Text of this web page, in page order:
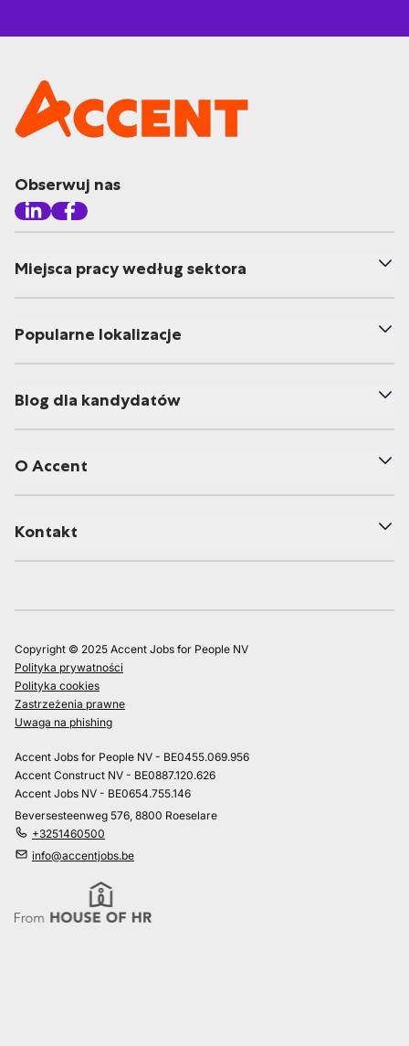
Obserwuj nas
Miejsca pracy według sektora
Popularne lokalizacje
Blog dla kandydatów
O Accent
Kontakt
Copyright © 2025 Accent Jobs for People NV
Polityka prywatności
Polityka cookies
Zastrzeżenia prawne
Uwaga na phishing
Accent Jobs for People NV - BE0455.069.956
Accent Construct NV - BE0887.120.626
Accent Jobs NV - BE0654.755.146
Beversesteenweg 576, 8800 Roeselare
+3251460500
info@accentjobs.be